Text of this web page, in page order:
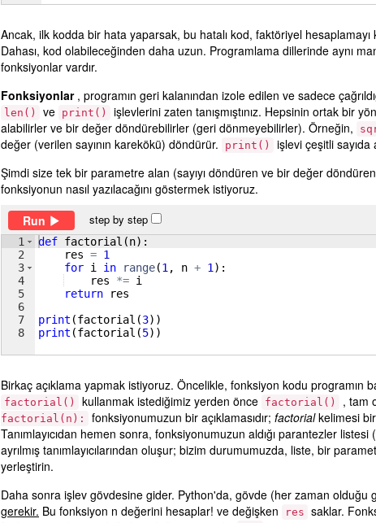
Ancak, ilk kodda bir hata yaparsak, bu hatalı kod, faktöriyel hesaplamayı
Dahası, kod olabileceğinden daha uzun. Programlama dillerinde aynı
fonksiyonlar vardır.
Fonksiyonlar, programın geri kalanından izole edilen ve sadece
len() ve print()
işlevlerini zaten tanışmıştınız. Hepsinin ortak bir
alabilirler ve bir değer döndürebilirler (geri dönmeyebilirler). Örneğin,
değer (verilen sayının karekökü) döndürür.
print()
işlevi çeşitli
Şimdi size tek bir parametre alan (sayıyı döndüren ve bir değer döndüren
fonksiyonun nasıl yazılacağını göstermek istiyoruz.
Run
step by step
1
2
3
4
5
6
7
8
def factorial (n) :
res = 1
for i in range(1 , n + 1 ) :
res
*= i
return
res
print (factorial (3))
print (factorial (5))
Birkaç açıklama yapmak istiyoruz. Öncelikle, fonksiyon kodu programın
factorial() kullanmak istediğimiz yerden önce factorial() , tam
factorial(n):
fonksiyonumuzun bir açıklamasıdır; factorialkelimesi bir
Tanımlayıcıdan hemen sonra, fonksiyonumuzun aldığı parantezler
ayrılmış tanımlayıcılarından oluşur; bizim durumumuzda, liste, bir
yerleştirin.
Daha sonra işlev gövdesine gider. Python'da, gövde (her zaman olduğu
gerekir. Bu fonksiyon n değerini hesaplar! ve değişken res saklar.